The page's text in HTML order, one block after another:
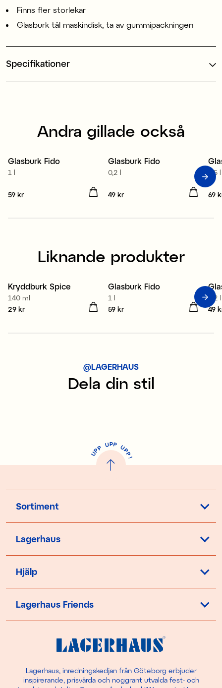
Finns fler storlekar
Glasburk tål maskindisk, ta av gummipackningen
Specifikationer
Andra gillade också
Glasburk Fido
1 l
Pris:
59 kr
Glasburk Fido
0,2 l
Pris:
49 kr
1,5 l
Pris
69
Liknande produkter
Kryddburk Spice
140 ml
Pris:
29 kr
Glasburk Fido
1 l
Pris:
59 kr
0,2 l
Pris
49
@LAGERHAUS
Dela din stil
U
P
P UPP UP
P
!
Sortiment
Lagerhaus
Hjälp
Lagerhaus Friends
Lagerhaus, inredningskedjan från Göteborg erbjuder
inspirerande, prisvärda och noggrant utvalda fest- och